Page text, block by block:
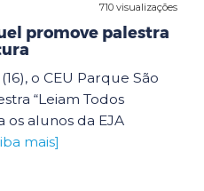
710 visualizações
promove palestra
o CEU Parque São
“Leiam Todos
os alunos da EJA
mais]